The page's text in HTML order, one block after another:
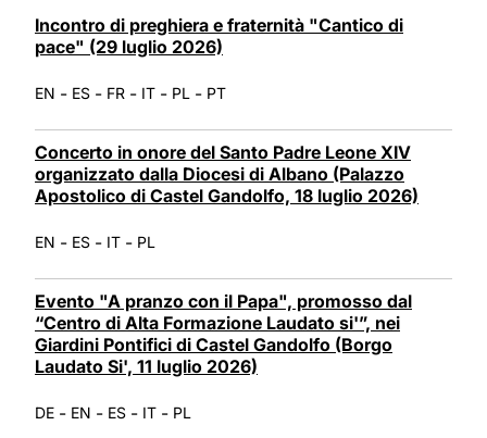
Incontro di preghiera e fraternità "Cantico di
pace" (29 luglio 2026)
EN - ES - FR - IT - PL - PT
Concerto in onore del Santo Padre Leone XIV
organizzato dalla Diocesi di Albano (Palazzo
Apostolico di Castel Gandolfo, 18 luglio 2026)
EN - ES - IT - PL
Evento "A pranzo con il Papa", promosso dal
“Centro di Alta Formazione Laudato si'”, nei
Giardini Pontifici di Castel Gandolfo (Borgo
Laudato Si', 11 luglio 2026)
DE - EN - ES - IT - PL